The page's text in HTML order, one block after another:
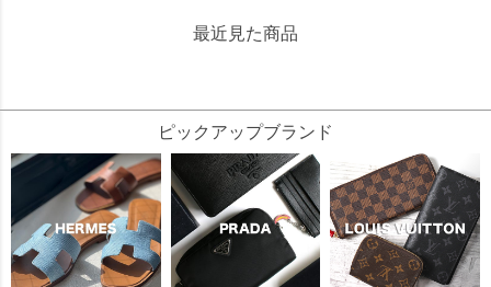
最近見た商品
ピックアップブランド